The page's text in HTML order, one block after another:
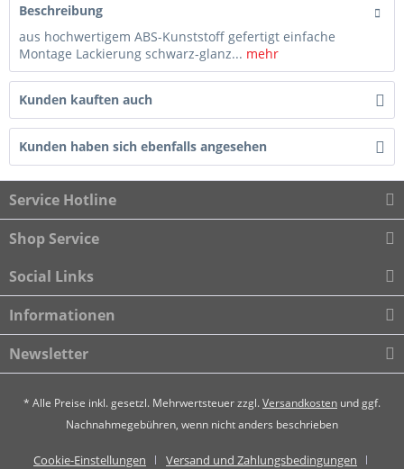
Beschreibung
aus hochwertigem ABS-Kunststoff gefertigt einfache
Montage Lackierung schwarz-glanz... mehr
Kunden kauften auch
Kunden haben sich ebenfalls angesehen
Service Hotline
Shop Service
Social Links
Informationen
Newsletter
* Alle Preise inkl. gesetzl. Mehrwertsteuer zzgl.Versandkosten und ggf.
Nachnahmegebühren, wenn nicht anders beschrieben
Cookie-Einstellungen Versand und Zahlungsbedingungen